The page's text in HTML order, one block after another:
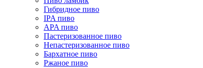
Гибридное пиво
IPA пиво
APA пиво
Пастеризованное пиво
Непастеризованное пиво
Бархатное пиво
Ржаное пиво